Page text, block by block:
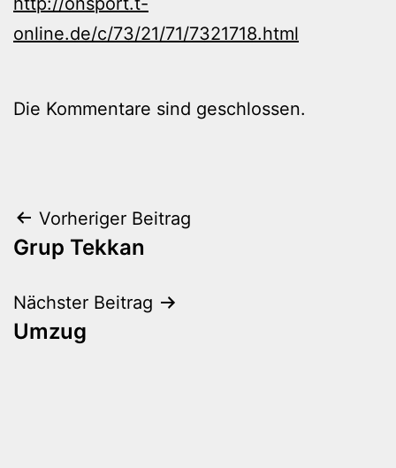
online.de/c/73/21/71/7321718.html
Die Kommentare sind geschlossen.
Beitragsnavigation
Vorheriger Beitrag
Grup Tekkan
Nächster Beitrag
Umzug